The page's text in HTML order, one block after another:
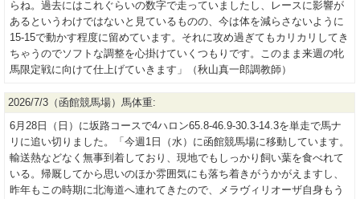
らね。過去にはこれぐらいの数字で走っていましたし、レースに影響が
あるというわけではないと見ているものの、今は体を減らさないように
15-15で動かす程度に留めています。それに攻め過ぎてもカリカリしてき
ちゃうのでソフトな調整を心掛けていくつもりです。このまま来週の牝
馬限定戦に向けて仕上げていきます」（秋山真一郎調教師）
2026/7/3（函館競馬場）馬体重:
6月28日（日）に坂路コースで4ハロン65.8-46.9-30.3-14.3を単走で馬ナ
リに追い切りました。「今週1日（水）に函館競馬場に移動しています。
輸送熱などなく無事到着しており、現地でもしっかり飼い葉を食べれて
いる。帰厩してから思いのほか雰囲気にも落ち着きがうかがえますし、
昨年もこの時期に北海道へ連れてきたので、メラヴィリオーザ自身もう